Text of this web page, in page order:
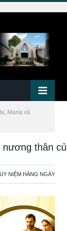
Maria và
thân
NIỆM HẰNG NGÀY